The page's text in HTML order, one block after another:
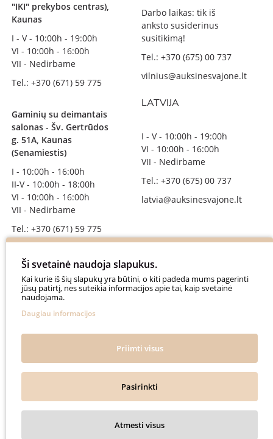
"IKI" prekybos centras),
Kaunas
I - V - 10:00h - 19:00h
VI - 10:00h - 16:00h
VII - Nedirbame
Tel.: +370 (671) 59 775
Gaminių su deimantais
salonas - Šv. Gertrūdos
g. 51A, Kaunas
(Senamiestis)
I - 10:00h - 16:00h
II-V - 10:00h - 18:00h
VI - 10:00h - 16:00h
VII - Nedirbame
Tel.: +370 (671) 59 775
SEKITE MUS
auksinesvajone
@auksinesvajone3600
Darbo laikas: tik iš
anksto susiderinus
susitikimą!
Tel.: +370 (675) 00 737
vilnius@auksinesvajone.lt
LATVIJA
I - V - 10:00h - 19:00h
VI - 10:00h - 16:00h
VII - Nedirbame
Tel.: +370 (675) 00 737
latvia@auksinesvajone.lt
Ši svetainė naudoja slapukus.
Kai kurie iš šių slapukų yra būtini, o kiti padeda mums pagerinti
jūsų patirtį, nes suteikia informacijos apie tai, kaip svetainė
naudojama.
Daugiau informacijos
Priimti visus
Pasirinkti
Atmesti visus